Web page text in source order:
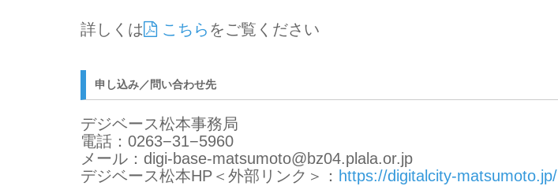
詳しくは こちら をご覧ください
申し込み／問い合わせ先
デジベース松本事務局
電話：0263−31−5960
メール：digi-base-matsumoto@bz04.plala.or.jp
デジベース松本HP ＜外部リンク＞ ： https://digitalcity-matsumoto.jp/